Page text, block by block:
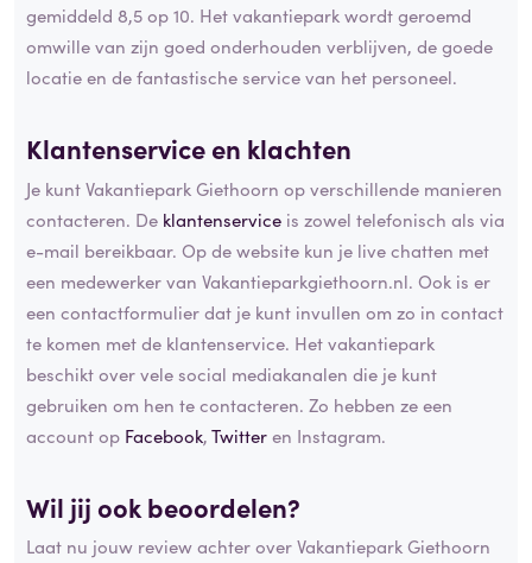
gemiddeld 8,5 op 10. Het vakantiepark wordt geroemd
omwille van zijn goed onderhouden verblijven, de goede
locatie en de fantastische service van het personeel.
Klantenservice en klachten
Je kunt Vakantiepark Giethoorn op verschillende manieren
contacteren. De klantenservice is zowel telefonisch als via
e-mail bereikbaar. Op de website kun je live chatten met
een medewerker van Vakantieparkgiethoorn.nl. Ook is er
een contactformulier dat je kunt invullen om zo in contact
te komen met de klantenservice. Het vakantiepark
beschikt over vele social mediakanalen die je kunt
gebruiken om hen te contacteren. Zo hebben ze een
account op Facebook,Twitteren Instagram.
Wil jij ook beoordelen?
Laat nu jouw review achter over Vakantiepark Giethoorn